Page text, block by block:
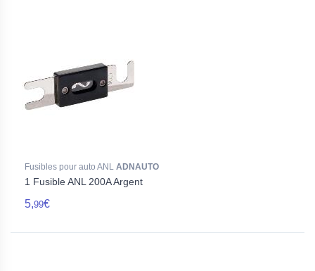
Fusibles pour auto ANL ADNAUTO
1 Fusible ANL 200A Argent
5,99€